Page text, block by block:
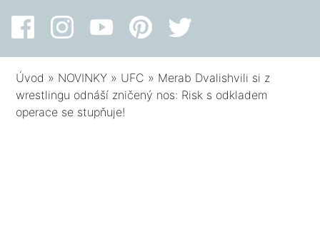
Úvod » NOVINKY » UFC » Merab Dvalishvili si z
wrestlingu odnáší zničený nos: Risk s odkladem
operace se stupňuje!